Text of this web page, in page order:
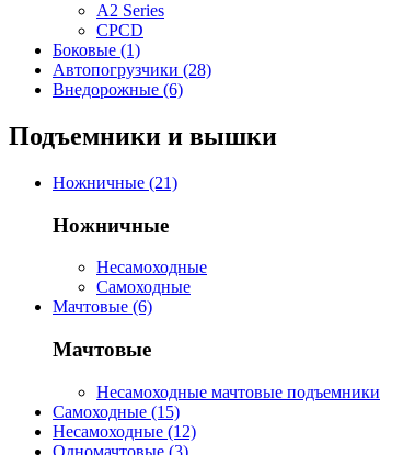
A2 Series
CPCD
Боковые (1)
Автопогрузчики (28)
Внедорожные (6)
Подъемники и вышки
Ножничные (21)
Ножничные
Несамоходные
Самоходные
Мачтовые (6)
Мачтовые
Несамоходные мачтовые подъемники
Самоходные (15)
Несамоходные (12)
Одномачтовые (3)